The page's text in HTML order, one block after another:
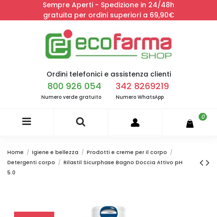
Sempre Aperti - Spedizione in 24/48h
gratuita per ordini superiori a 69,90€
Ordini telefonici e assistenza clienti
800 926 054
Numero verde gratuito
342 8269219
Numero WhatsApp
0
Home Igiene e bellezza
Prodotti e creme per il corpo
Detergenti corpo
Rilastil Sicurphase Bagno Doccia Attivo pH
5.0